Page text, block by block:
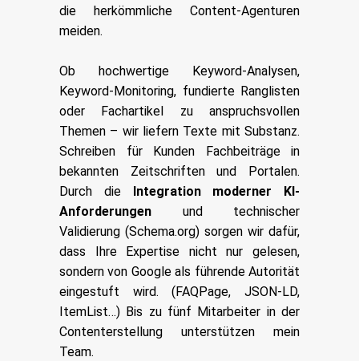
die herkömmliche Content-Agenturen
meiden.
Ob hochwertige Keyword-Analysen,
Keyword-Monitoring, fundierte Ranglisten
oder Fachartikel zu anspruchsvollen
Themen – wir liefern Texte mit Substanz.
Schreiben für Kunden Fachbeiträge in
bekannten Zeitschriften und Portalen.
Durch dieIntegration moderner KI-
Anforderungen und technischer
Validierung (Schema.org) sorgen wir dafür,
dass Ihre Expertise nicht nur gelesen,
sondern von Google als führende Autorität
eingestuft wird. (FAQPage, JSON-LD,
ItemList…) Bis zu fünf Mitarbeiter in der
Contenterstellung unterstützen mein
Team.